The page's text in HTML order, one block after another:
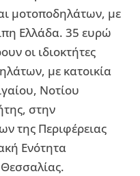
μοτοποδηλάτων, με
Ελλάδα. 35 ευρώ
οι ιδιοκτήτες
με κατοικία
Νοτίου
στην
της Περιφέρειας
Ενότητα